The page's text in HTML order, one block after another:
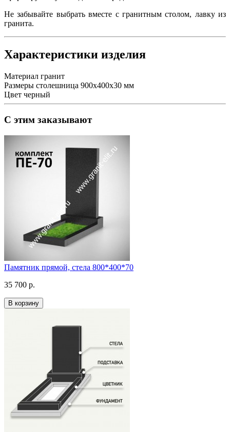
Не забывайте выбрать вместе с гранитным столом, лавку из
гранита.
Характеристики изделия
Материал гранит
Размеры столешница 900х400х30 мм
Цвет черный
С этим заказывают
Памятник прямой, стела 800*400*70
35 700 р.
В корзину